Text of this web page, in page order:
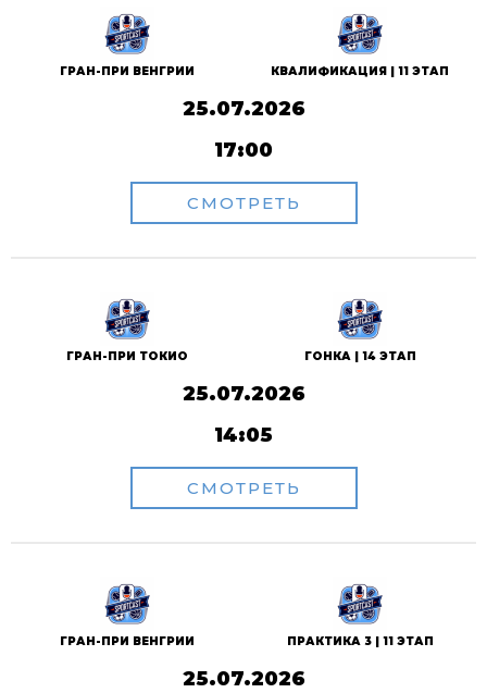
ГРАН-ПРИ ВЕНГРИИ КВАЛИФИКАЦИЯ | 11 ЭТАП
25.07.2026
17:00
СМОТРЕТЬ
ГРАН-ПРИ ТОКИО ГОНКА | 14 ЭТАП
25.07.2026
14:05
СМОТРЕТЬ
ГРАН-ПРИ ВЕНГРИИ ПРАКТИКА 3 | 11 ЭТАП
25.07.2026